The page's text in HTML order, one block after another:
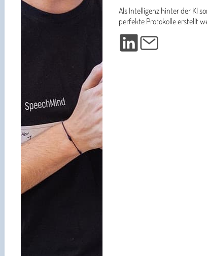
Als Intelligenz hinter der KI
perfekte Protokolle erstellt